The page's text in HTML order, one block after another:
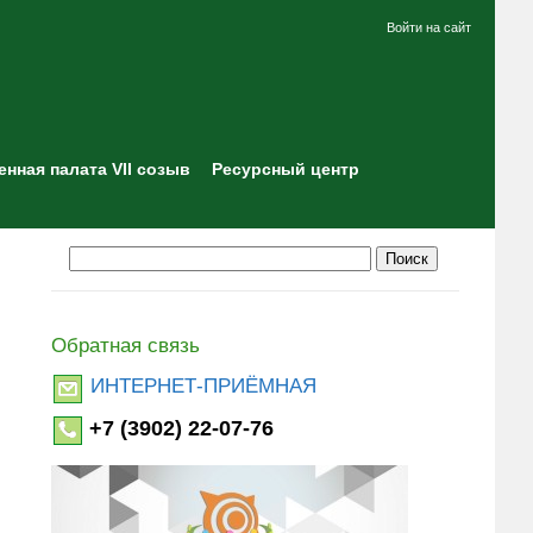
Войти на сайт
палата VII созыв Ресурсный центр
Обратная связь
ИНТЕРНЕТ-ПРИЁМНАЯ
+7 (3902) 22-07-76